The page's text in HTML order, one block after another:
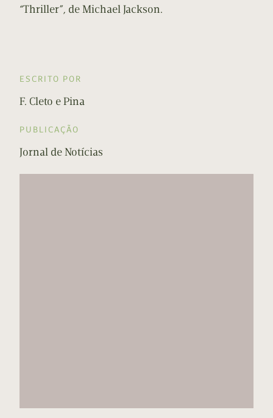
“Thriller”, de Michael Jackson.
ESCRITO POR
F. Cleto e Pina
PUBLICAÇÃO
Jornal de Notícias